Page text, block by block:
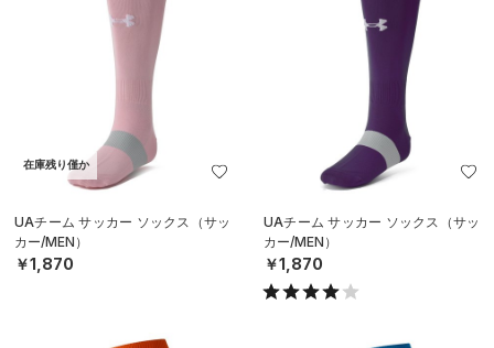
在庫残り僅か
UAチーム サッカー ソックス（サッ
カー/MEN）
￥1,870
UAチーム サッカー ソックス（サッ
カー/MEN）
￥1,870